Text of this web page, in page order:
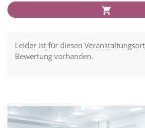
Leider ist für diesen
Bewertung vorhanden.